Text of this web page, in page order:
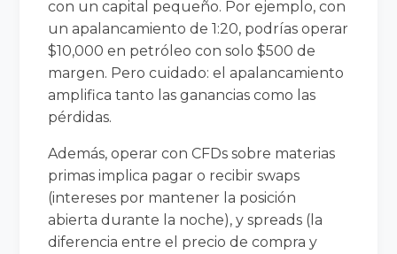
con un capital pequeño. Por ejemplo, con
un apalancamiento de 1:20, podrías operar
$10,000 en petróleo con solo $500 de
margen. Pero cuidado: el apalancamiento
amplifica tanto las ganancias como las
pérdidas.
Además, operar con CFDs sobre materias
primas implica pagar o recibir swaps
(intereses por mantener la posición
abierta durante la noche), y spreads (la
diferencia entre el precio de compra y